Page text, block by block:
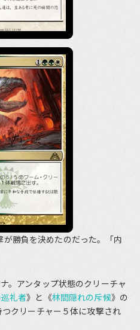
勝負を決めたのだった。「内
。アンタップ状態のクリーチャ
礼者》と《林間隠れの斥候》の
クリーチャー５体に攻撃され